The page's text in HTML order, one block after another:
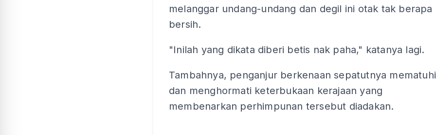
melanggar undang-undang dan degil ini otak tak berapa
bersih.
"Inilah yang dikata diberi betis nak paha," katanya lagi.
Tambahnya, penganjur berkenaan sepatutnya mematuhi
dan menghormati keterbukaan kerajaan yang
membenarkan perhimpunan tersebut diadakan.